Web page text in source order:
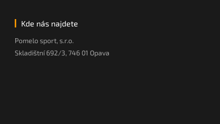
Kde nás najdete
Pomelo sport, s.r.o.
Skladištní 692/3, 746 01 Opava